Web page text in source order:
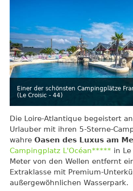
Einer der schönsten Campingplätze
(Le Croisic - 44)
Die Loire-Atlantique begeistert
Urlauber mit ihren 5-Sterne-
wahre Oasen des Luxus am
Campingplatz L'Océan***** in
Meter von den Wellen entfernt
Extraklasse mit Premium-
außergewöhnlichen Wasserpark.